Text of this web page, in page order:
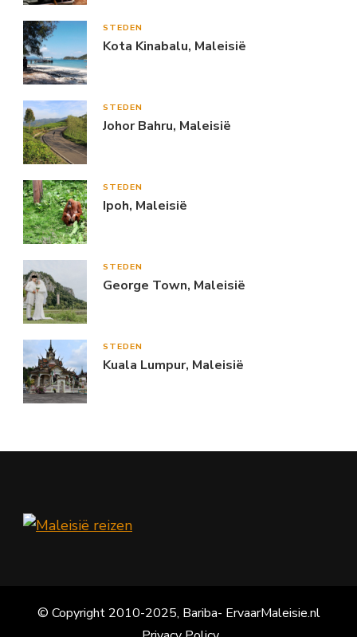
STEDEN
Kota Kinabalu, Maleisië
STEDEN
Johor Bahru, Maleisië
STEDEN
Ipoh, Maleisië
STEDEN
George Town, Maleisië
STEDEN
Kuala Lumpur, Maleisië
© Copyright 2010-2025, Bariba- ErvaarMaleisie.nl